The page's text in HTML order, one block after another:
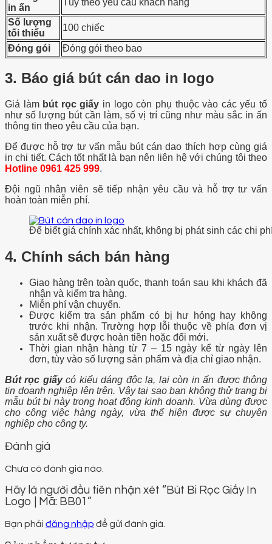
in ấn
Số lượng
tối thiểu
100 chiếc
Đóng gói
Đóng gói theo bao
3. Báo giá bút cán dao in logo
Giá làm bút rọc giấy in logo còn phụ thuộc vào các yếu tố
như số lượng bút cần làm, số vị trí cũng như màu sắc in ấn
thông tin theo yêu cầu của bạn.
Để được hỗ trợ tư vấn mẫu bút cán dao thích hợp cùng giá
in chi tiết. Cách tốt nhất là bạn nên liên hệ với chúng tôi theo
Hotline 0961 425 999.
Đội ngũ nhân viên sẽ tiếp nhận yêu cầu và hỗ trợ tư vấn
hoàn toàn miễn phí.
Để biết giá chính xác nhất, không bị phát sinh các chi
4. Chính sách bán hàng
Giao hàng trên toàn quốc, thanh toán sau khi khách đã
nhận và kiểm tra hàng.
Miễn phí vận chuyển.
Được kiểm tra sản phẩm có bị hư hỏng hay không
trước khi nhận. Trường hợp lỗi thuộc về phía đơn vị
sản xuất sẽ được hoàn tiền hoặc đổi mới.
Thời gian nhận hàng từ 7 – 15 ngày kể từ ngày lên
đơn, tùy vào số lượng sản phẩm và địa chỉ giao nhận.
Bút rọc giấycó kiểu dáng độc lạ, lại còn in ấn được thông
tin doanh nghiệp lên trên. Vậy tại sao bạn không thử trang bị
mẫu bút bi này trong hoạt động kinh doanh. Vừa dùng được
cho công việc hàng ngày, vừa thể hiện được sự chuyên
nghiệp cho công ty.
Đánh giá
Chưa có đánh giá nào.
Hãy là người đầu tiên nhận xét “Bút Bi Rọc Giấy In
Logo | Mã: BB01”
Bạn phải đăng nhập để gửi đánh giá.